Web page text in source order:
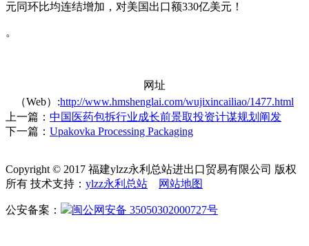
元同环比均连结增加，对美国出口额330亿美元！
。
网址
（Web）:http://www.hmshenglai.com/wujixincailiao/1477.html
上一篇： 中国医药包拆行业成长前景取投资计谋规划阐发
下一篇： Upakovka Processing Packaging
Copyright © 2017 福建ylzz永利总站进出口贸易有限公司 版权
所有 技术支持： ylzz永利总站 网站地图
公安备案： 闽公网安备 35050302000727号